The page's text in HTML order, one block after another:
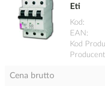
Eti
Kod
EAN
Kod
Producent
Cena brutto